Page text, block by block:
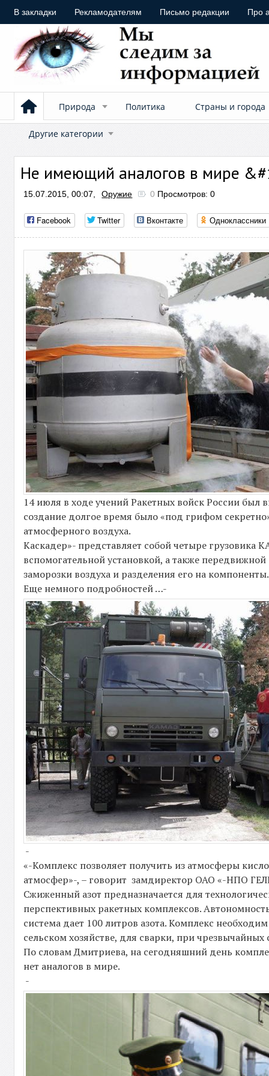
В закладки Рекламодателям Письмо редакции Про
Природа Политика Страны и города
Другие категории
Не имеющий аналогов в мире
15.07.2015, 00:07, Оружие 0 Просмотров: 0
Facebook Twitter Вконтакте Одноклассники
14 июля в ходе учений Ракетных войск России был
создание долгое время было «под грифом
атмосферного воздуха.
Каскадер»- представляет собой четыре
вспомогательной установкой, а также
заморозки воздуха и разделения его на компоненты.
Еще немного подробностей …-
-
«-Комплекс позволяет получить из атмосферы
атмосфер»-, – говорит замдиректор ОАО «-НПО
Сжиженный азот предназначается для
перспективных ракетных комплексов.
система дает 100 литров азота. Комплекс
сельском хозяйстве, для сварки, при чрезвычайных
По словам Дмитриева, на сегодняшний день
нет аналогов в мире.
-